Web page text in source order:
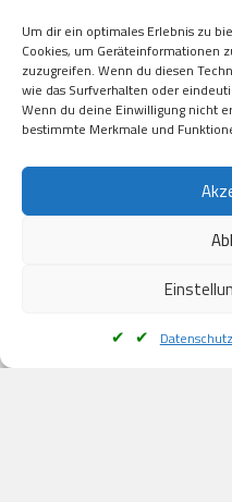
Um dir ein optimales Erlebnis zu
Cookies, um Geräteinformationen
zuzugreifen. Wenn du diesen
wie das Surfverhalten oder
Wenn du deine Einwilligung nicht
bestimmte Merkmale und
Kauf auf Rechung
Klarna
American Express